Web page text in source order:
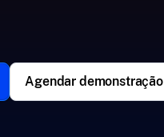
Agendar demonstração